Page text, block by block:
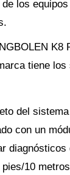
los
K8
tiene los
del
con un
diagnósticos
10